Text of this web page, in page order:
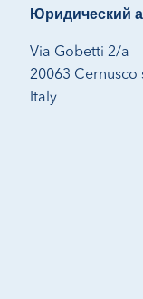
Юридический
Via Gobetti 2/a
20063 Cernusco
Italy